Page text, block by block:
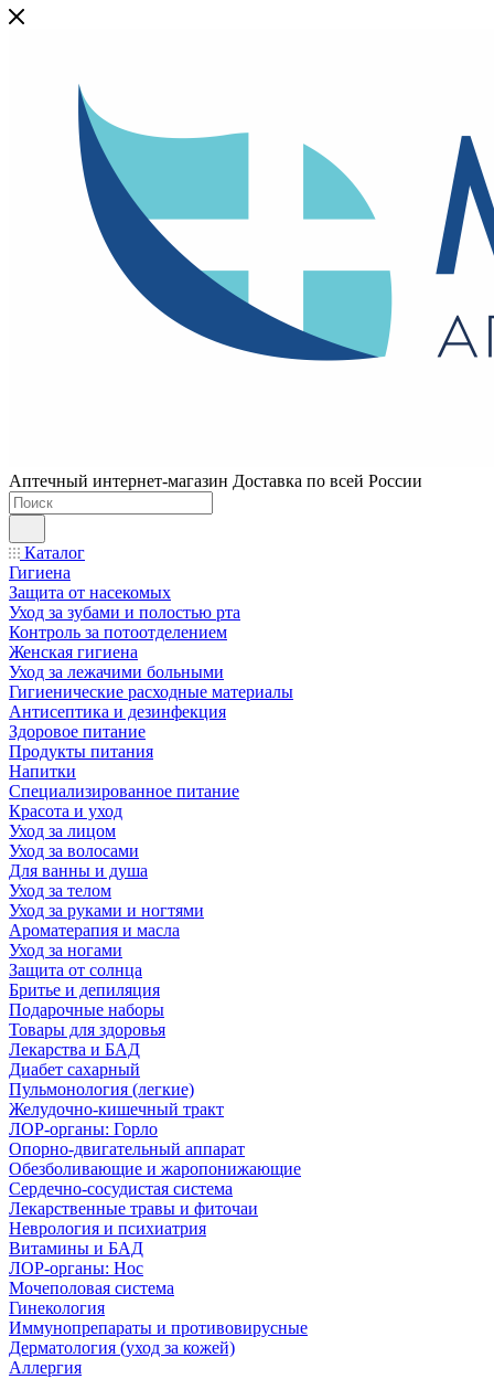
Аптечный интернет-магазин Доставка по всей России
Каталог
Гигиена
Защита от насекомых
Уход за зубами и полостью рта
Контроль за потоотделением
Женская гигиена
Уход за лежачими больными
Гигиенические расходные материалы
Антисептика и дезинфекция
Здоровое питание
Продукты питания
Напитки
Специализированное питание
Красота и уход
Уход за лицом
Уход за волосами
Для ванны и душа
Уход за телом
Уход за руками и ногтями
Ароматерапия и масла
Уход за ногами
Защита от солнца
Бритье и депиляция
Подарочные наборы
Товары для здоровья
Лекарства и БАД
Диабет сахарный
Пульмонология (легкие)
Желудочно-кишечный тракт
ЛОР-органы: Горло
Опорно-двигательный аппарат
Обезболивающие и жаропонижающие
Сердечно-сосудистая система
Лекарственные травы и фиточаи
Неврология и психиатрия
Витамины и БАД
ЛОР-органы: Нос
Мочеполовая система
Гинекология
Иммунопрепараты и противовирусные
Дерматология (уход за кожей)
Аллергия